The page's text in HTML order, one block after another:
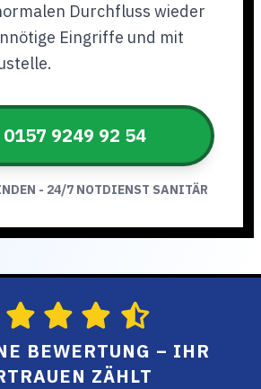
Durchfluss wieder
Eingriffe und mit
0157 9249 92 54
- 24/7 NOTDIENST SANITÄR
BEWERTUNG – IHR
ZÄHLT